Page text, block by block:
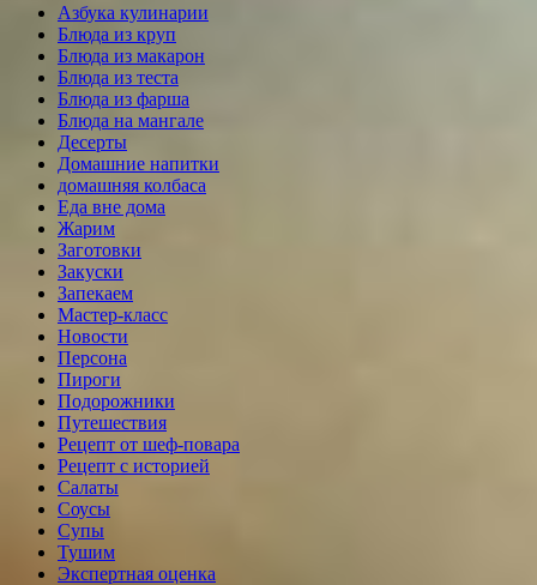
Азбука кулинарии
Блюда из круп
Блюда из макарон
Блюда из теста
Блюда из фарша
Блюда на мангале
Десерты
Домашние напитки
домашняя колбаса
Еда вне дома
Жарим
Заготовки
Закуски
Запекаем
Мастер-класс
Новости
Персона
Пироги
Подорожники
Путешествия
Рецепт от шеф-повара
Рецепт с историей
Салаты
Соусы
Супы
Тушим
Экспертная оценка